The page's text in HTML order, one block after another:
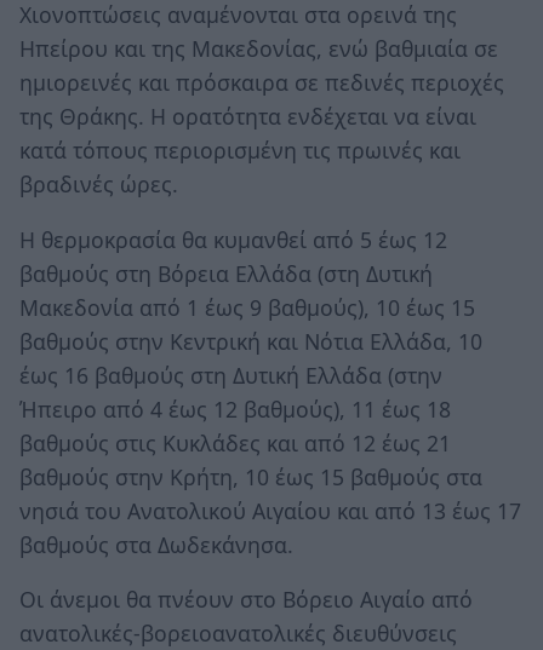
Χιονοπτώσεις αναμένονται στα ορεινά της
Ηπείρου και της Μακεδονίας, ενώ βαθμιαία σε
ημιορεινές και πρόσκαιρα σε πεδινές περιοχές
της Θράκης. Η ορατότητα ενδέχεται να είναι
κατά τόπους περιορισμένη τις πρωινές και
βραδινές ώρες.
Η θερμοκρασία θα κυμανθεί από 5 έως 12
βαθμούς στη Βόρεια Ελλάδα (στη Δυτική
Μακεδονία από 1 έως 9 βαθμούς), 10 έως 15
βαθμούς στην Κεντρική και Νότια Ελλάδα, 10
έως 16 βαθμούς στη Δυτική Ελλάδα (στην
Ήπειρο από 4 έως 12 βαθμούς), 11 έως 18
βαθμούς στις Κυκλάδες και από 12 έως 21
βαθμούς στην Κρήτη, 10 έως 15 βαθμούς στα
νησιά του Ανατολικού Αιγαίου και από 13 έως 17
βαθμούς στα Δωδεκάνησα.
Οι άνεμοι θα πνέουν στο Βόρειο Αιγαίο από
ανατολικές-βορειοανατολικές διευθύνσεις